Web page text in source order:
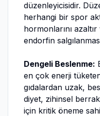
düzenleyicisidir.
herhangi bir spor
hormonlarını
endorfin
Dengeli Beslenme:
en çok enerji
gıdalardan uzak,
diyet, zihinsel
için kritik öneme